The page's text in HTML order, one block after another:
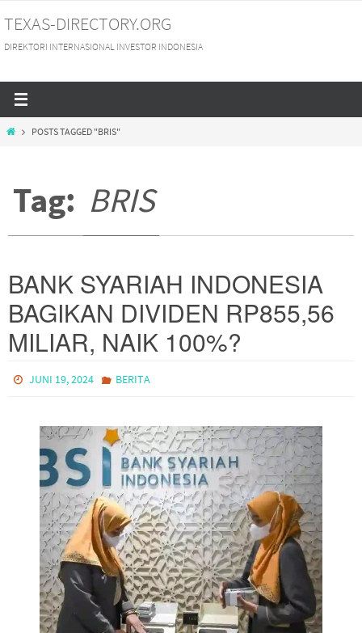
to
content
TEXAS-DIRECTORY.ORG
DIREKTORI INTERNASIONAL INVESTOR INDONESIA
HOMEPOSTS TAGGED "BRIS"
Tag: BRIS
BANK SYARIAH INDONESIA
BAGIKAN DIVIDEN RP855,56
MILIAR, NAIK 100%?
JUNI 19, 2024 BERITA